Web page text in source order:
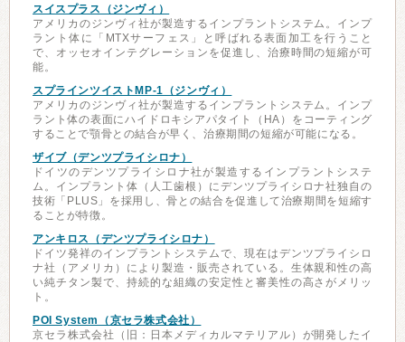
スイスプラス（ジンヴィ）
アメリカのジンヴィ社が製造するインプラントシステム。インプ
ラント体に「MTXサーフェス」と呼ばれる表面加工を行うこと
で、オッセオインテグレーションを促進し、治療時間の短縮が可
能。
スプラインツイストMP-1（ジンヴィ）
アメリカのジンヴィ社が製造するインプラントシステム。インプ
ラント体の表面にハイドロキシアパタイト（HA）をコーティング
することで顎骨との結合が早く、治療期間の短縮が可能になる。
ザイブ（デンツプライシロナ）
ドイツのデンツプライシロナ社が製造するインプラントシステ
ム。インプラント体（人工歯根）にデンツプライシロナ社独自の
技術「PLUS」を採用し、骨との結合を促進して治療期間を短縮す
ることが特徴。
アンキロス（デンツプライシロナ）
ドイツ発祥のインプラントシステムで、現在はデンツプライシロ
ナ社（アメリカ）により製造・販売されている。生体親和性の高
い純チタン製で、持続的な組織の安定性と審美性の高さがメリッ
ト。
POI System（京セラ株式会社）
京セラ株式会社（旧：日本メディカルマテリアル）が開発したイ